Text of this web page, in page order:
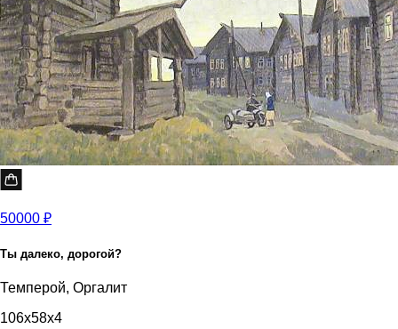
50000 ₽
Ты далеко, дорогой?
Темперой, Оргалит
106x58x4